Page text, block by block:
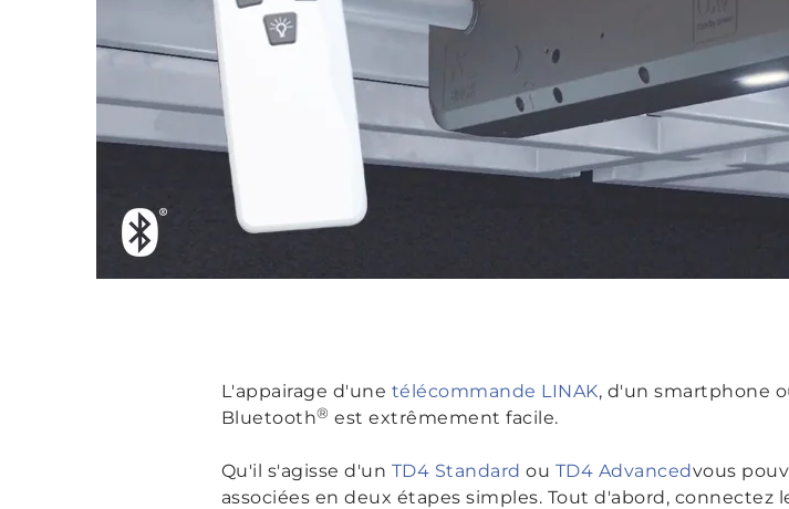
L'appairage d'une télécommande LINAK, d'un smartphone
Bluetooth® est extrêmement facile.
Qu'il s'agisse d'un TD4 Standard ou TD4 Advancedvous
associées en deux étapes simples. Tout d'abord,